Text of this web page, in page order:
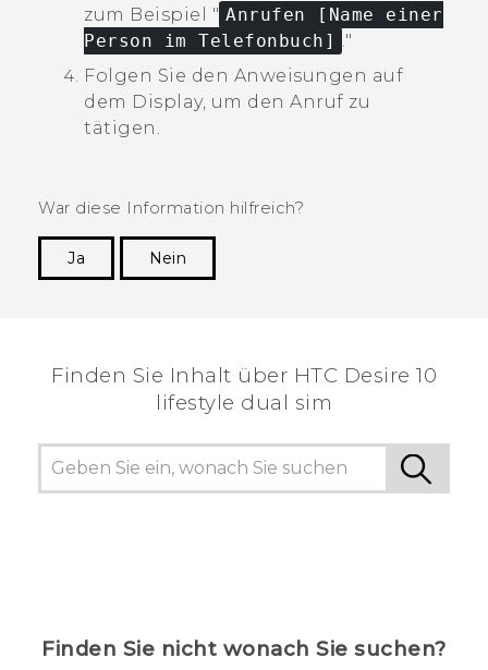
zum Beispiel "‍ Anrufen [Name einer
Person im Telefonbuch]
."‍
Folgen Sie den Anweisungen auf
dem Display, um den Anruf zu
tätigen.
War diese Information hilfreich?
Ja
Nein
Finden Sie Inhalt über‎ HTC Desire 10
lifestyle dual sim
Finden Sie nicht wonach Sie suchen?